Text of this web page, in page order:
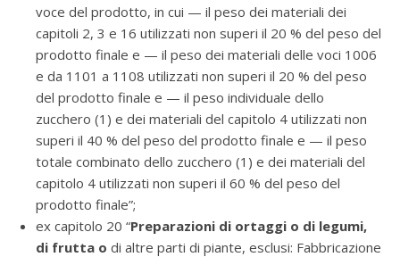
voce del prodotto, in cui — il peso dei materiali dei
capitoli 2, 3 e 16 utilizzati non superi il 20 % del peso del
prodotto finale e — il peso dei materiali delle voci 1006
e da 1101 a 1108 utilizzati non superi il 20 % del peso
del prodotto finale e — il peso individuale dello
zucchero (1) e dei materiali del capitolo 4 utilizzati non
superi il 40 % del peso del prodotto finale e — il peso
totale combinato dello zucchero (1) e dei materiali del
capitolo 4 utilizzati non superi il 60 % del peso del
prodotto finale”;
ex capitolo 20 “Preparazioni di ortaggi o di legumi,
di frutta o di altre parti di piante, esclusi: Fabbricazione